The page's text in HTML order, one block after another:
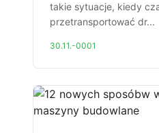
takie sytuacje, kiedy
przetransportować dr...
30.11.-0001